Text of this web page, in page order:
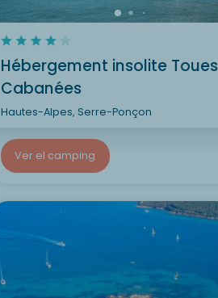
Hébergement insolite Toues
Cabanées
Hautes-Alpes, Serre-Ponçon
Ver el camping